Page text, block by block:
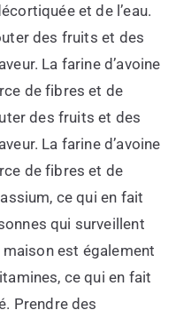
et de l’eau.
des fruits et des
La farine d’avoine
de fibres et de
des fruits et des
La farine d’avoine
de fibres et de
ce qui en fait
qui surveillent
maison est également
ce qui en fait
Prendre des